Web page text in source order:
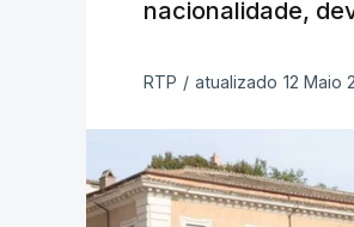
nacionalidade,
RTP / atualizado 12 Maio